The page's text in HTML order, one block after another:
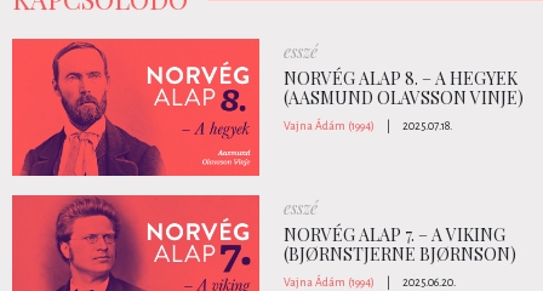
esszé
NORVÉG ALAP 8. – A HEGYEK
(AASMUND OLAVSSON VINJE)
Vajna Ádám (1994) 2025.07.18.
esszé
NORVÉG ALAP 7. – A VIKING
(BJØRNSTJERNE BJØRNSON)
Vajna Ádám (1994) 2025.06.20.